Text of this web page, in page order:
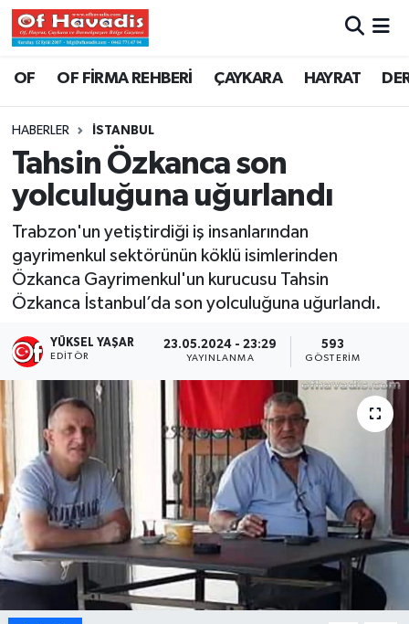
OF OF FİRMA REHBERİ ÇAYKARA HAYRAT
HABERLER İSTANBUL
Tahsin Özkanca son
yolculuğuna uğurlandı
Trabzon'un yetiştirdiği iş insanlarından
gayrimenkul sektörünün köklü isimlerinden
Özkanca Gayrimenkul'un kurucusu Tahsin
Özkanca İstanbul’da son yolculuğuna uğurlandı.
YÜKSEL YAŞAR
EDITÖR
23.05.2024 - 23:29
YAYINLANMA
593
GÖSTERIM
Trabzon Nöbetçi Eczaneler
Trabzon Namaz Vakitleri
Trabzon Trafik Yoğunluk Haritası
Süper Lig Puan Durumu ve Fikstür
Tüm Manşetler
Son Dakika Haberleri
Haber Arşivi